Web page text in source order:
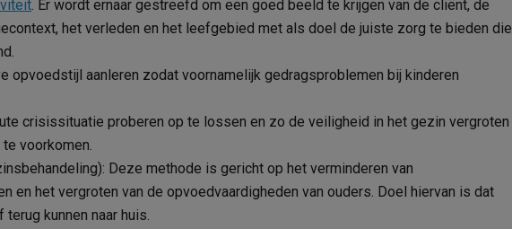
. Er wordt ernaar gestreefd om een goed beeld te krijgen van de cliënt, de
het verleden en het leefgebied met als doel de juiste zorg te bieden die
opvoedstijl aanleren zodat voornamelijk gedragsproblemen bij kinderen
crisissituatie proberen op te lossen en zo de veiligheid in het gezin vergroten
voorkomen.
Deze methode is gericht op het verminderen van
en het vergroten van de opvoedvaardigheden van ouders. Doel hiervan is dat
kunnen naar huis.